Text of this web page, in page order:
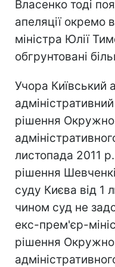
Власенко тоді
апеляції окремо
міністра Юлії
обгрунтовані
Учора Київський
рішення
листопада 2011
рішення
суду Києва від 1
чином суд не
екс-прем'єр-
рішення